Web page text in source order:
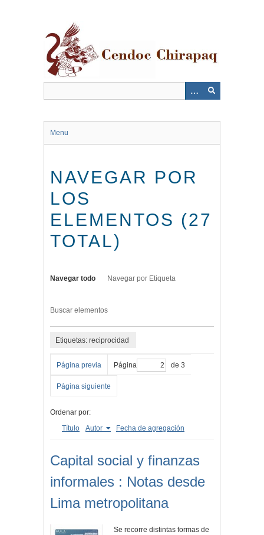
Menu
NAVEGAR POR
LOS
ELEMENTOS (27
TOTAL)
Navegar todo Navegar por Etiqueta
Buscar elementos
Etiquetas: reciprocidad
Página previa Página de 3
Página siguiente
Ordenar por:
Título
Autor Fecha de agregación
Capital social y finanzas
informales : Notas desde
Lima metropolitana
Se recorre distintas formas de